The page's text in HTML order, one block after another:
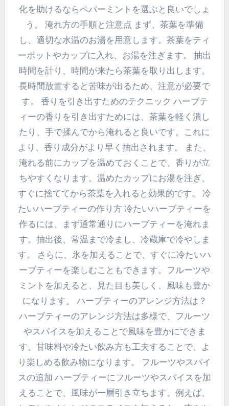
化を助けるならペパーミントを選ぶと良いでしょ
う。 淹れ方の手順と注意点 まず、茶葉を準備
し、適切な水温のお湯を用意します。茶葉をティ
ーポットやカップに入れ、お湯を注ぎます。 抽出
時間を計り、時間が来たら茶葉を取り出します。
長時間放置すると苦味が出るため、注意が必要で
す。 香りを引き出すためのテクニック ハーブテ
ィーの香りを引き出すためには、茶葉を軽く潰し
たり、手で揉んでから淹れると良いです。これに
より、香り成分がより早く抽出されます。 また、
淹れる前にカップを温めておくことで、香りが立
ちやすくなります。温めたカップにお湯を注ぎ、
すぐに捨ててから茶葉を入れると効果的です。 冷
たいハーブティーの作り方 冷たいハーブティーを
作るには、まず通常通りにハーブティーを淹れま
す。抽出後、常温まで冷まし、冷蔵庫で冷やしま
す。 さらに、氷を加えることで、すぐに冷たいハ
ーブティーを楽しむこともできます。フルーツや
ミントを加えると、見た目も美しく、風味も豊か
になります。 ハーブティーのアレンジ方法は？
ハーブティーのアレンジ方法は多様で、フルーツ
やスパイスを加えることで風味を豊かにできま
す。甘味料や冷たい飲み方も工夫することで、よ
り楽しめる飲み物になります。 フルーツやスパイ
スの追加 ハーブティーにフルーツやスパイスを加
えることで、風味が一層引き立ちます。例えば、